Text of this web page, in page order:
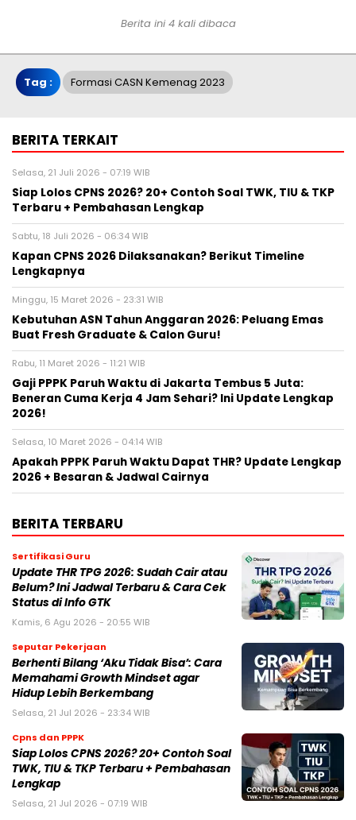
Berita ini 4 kali dibaca
Tag : Formasi CASN Kemenag 2023
BERITA TERKAIT
Selasa, 21 Juli 2026 - 07:19 WIB
Siap Lolos CPNS 2026? 20+ Contoh Soal TWK, TIU & TKP
Terbaru + Pembahasan Lengkap
Sabtu, 18 Juli 2026 - 06:34 WIB
Kapan CPNS 2026 Dilaksanakan? Berikut Timeline
Lengkapnya
Minggu, 15 Maret 2026 - 23:31 WIB
Kebutuhan ASN Tahun Anggaran 2026: Peluang Emas
Buat Fresh Graduate & Calon Guru!
Rabu, 11 Maret 2026 - 11:21 WIB
Gaji PPPK Paruh Waktu di Jakarta Tembus 5 Juta:
Beneran Cuma Kerja 4 Jam Sehari? Ini Update Lengkap
2026!
Selasa, 10 Maret 2026 - 04:14 WIB
Apakah PPPK Paruh Waktu Dapat THR? Update Lengkap
2026 + Besaran & Jadwal Cairnya
BERITA TERBARU
Sertifikasi Guru
Update THR TPG 2026: Sudah Cair atau
Belum? Ini Jadwal Terbaru & Cara Cek
Status di Info GTK
Kamis, 6 Agu 2026 - 20:55 WIB
Seputar Pekerjaan
Berhenti Bilang ‘Aku Tidak Bisa’: Cara
Memahami Growth Mindset agar
Hidup Lebih Berkembang
Selasa, 21 Jul 2026 - 23:34 WIB
Cpns dan PPPK
Siap Lolos CPNS 2026? 20+ Contoh Soal
TWK, TIU & TKP Terbaru + Pembahasan
Lengkap
Selasa, 21 Jul 2026 - 07:19 WIB